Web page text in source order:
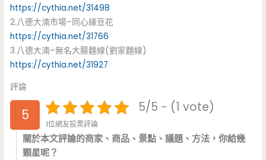
https://cythia.net/31498
2.八德大湳市場–同心緣豆花
https://cythia.net/31766
3.八德大湳–無名大腸麵線(劉家麵線)
https://cythia.net/31927
評論
5 5/5 - (1 vote)
1位網友投票評論
關於本文評論的商家、商品、景點、議題、方法，你給幾
顆星呢？